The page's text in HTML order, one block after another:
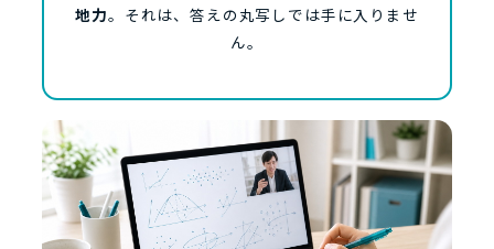
地力。それは、答えの丸写しでは手に入りませ
ん。